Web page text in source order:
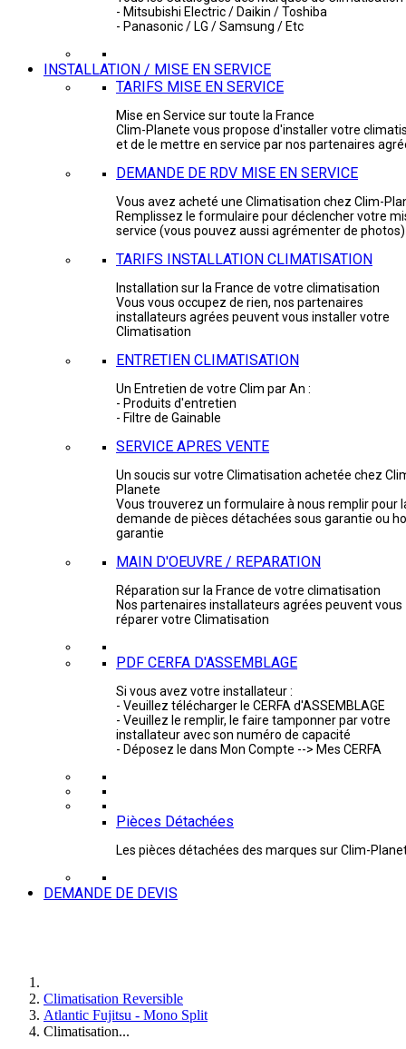
- Mitsubishi Electric / Daikin / Toshiba
- Panasonic / LG / Samsung / Etc
INSTALLATION / MISE EN SERVICE
TARIFS MISE EN SERVICE
Mise en Service sur toute la France
Clim-Planete vous propose d'installer votre
et de le mettre en service par nos partenaires
DEMANDE DE RDV MISE EN SERVICE
Vous avez acheté une Climatisation chez Clim-
Remplissez le formulaire pour déclencher votre
service (vous pouvez aussi agrémenter de photos)
TARIFS INSTALLATION CLIMATISATION
Installation sur la France de votre climatisation
Vous vous occupez de rien, nos partenaires
installateurs agrées peuvent vous installer votre
Climatisation
ENTRETIEN CLIMATISATION
Un Entretien de votre Clim par An :
- Produits d'entretien
- Filtre de Gainable
SERVICE APRES VENTE
Un soucis sur votre Climatisation achetée chez
Planete
Vous trouverez un formulaire à nous remplir pour
demande de pièces détachées sous garantie ou
garantie
MAIN D'OEUVRE / REPARATION
Réparation sur la France de votre climatisation
Nos partenaires installateurs agrées peuvent vous
réparer votre Climatisation
PDF CERFA D'ASSEMBLAGE
Si vous avez votre installateur :
- Veuillez télécharger le CERFA d'ASSEMBLAGE
- Veuillez le remplir, le faire tamponner par votre
installateur avec son numéro de capacité
- Déposez le dans Mon Compte --> Mes CERFA
Pièces Détachées
Les pièces détachées des marques sur Clim-
DEMANDE DE DEVIS
Climatisation Reversible
Atlantic Fujitsu - Mono Split
Climatisation...